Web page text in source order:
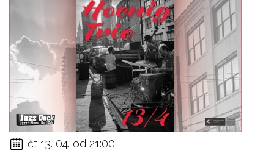
čt 13. 04. od 21:00